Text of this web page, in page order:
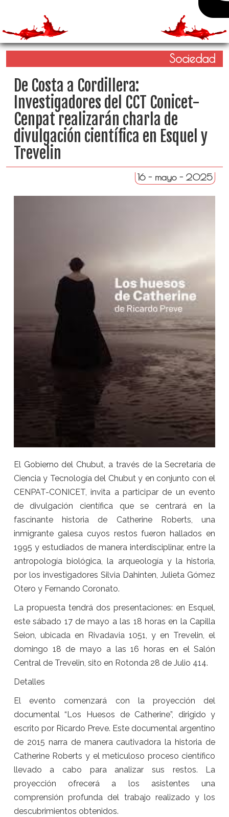
Sociedad
De Costa a Cordillera:
Investigadores del CCT Conicet-
Cenpat realizarán charla de
divulgación científica en Esquel y
Trevelin
16 - mayo - 2025
El Gobierno del Chubut, a través de la Secretaría de
Ciencia y Tecnología del Chubut y en conjunto con el
CENPAT-CONICET, invita a participar de un evento
de divulgación científica que se centrará en la
fascinante historia de Catherine Roberts, una
inmigrante galesa cuyos restos fueron hallados en
1995 y estudiados de manera interdisciplinar, entre la
antropología biológica, la arqueología y la historia,
por los investigadores Silvia Dahinten, Julieta Gómez
Otero y Fernando Coronato.
La propuesta tendrá dos presentaciones: en Esquel,
este sábado 17 de mayo a las 18 horas en la Capilla
Seion, ubicada en Rivadavia 1051, y en Trevelin, el
domingo 18 de mayo a las 16 horas en el Salón
Central de Trevelin, sito en Rotonda 28 de Julio 414.
Detalles
El evento comenzará con la proyección del
documental “Los Huesos de Catherine”, dirigido y
escrito por Ricardo Preve. Este documental argentino
de 2015 narra de manera cautivadora la historia de
Catherine Roberts y el meticuloso proceso científico
llevado a cabo para analizar sus restos. La
proyección ofrecerá a los asistentes una
comprensión profunda del trabajo realizado y los
descubrimientos obtenidos.